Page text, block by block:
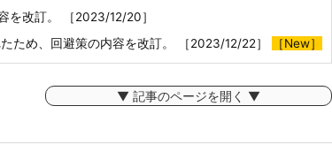
改訂。 ［2023/12/20］
ため、回避策の内容を改訂。 ［2023/12/22］
［New］
▼ 記事のページを開く ▼